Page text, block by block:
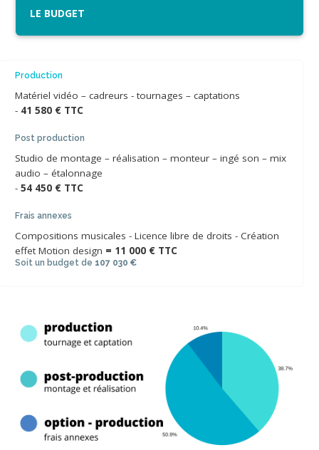
LE BUDGET
Production
Matériel vidéo – cadreurs - tournages – captations
- 41 580 € TTC
Post production
Studio de montage – réalisation – monteur – ingé son – mix
audio – étalonnage
- 54 450 € TTC
Frais annexes
Compositions musicales - Licence libre de droits - Création
effet Motion design = 11 000 € TTC
Soit un budget de 107 030 €